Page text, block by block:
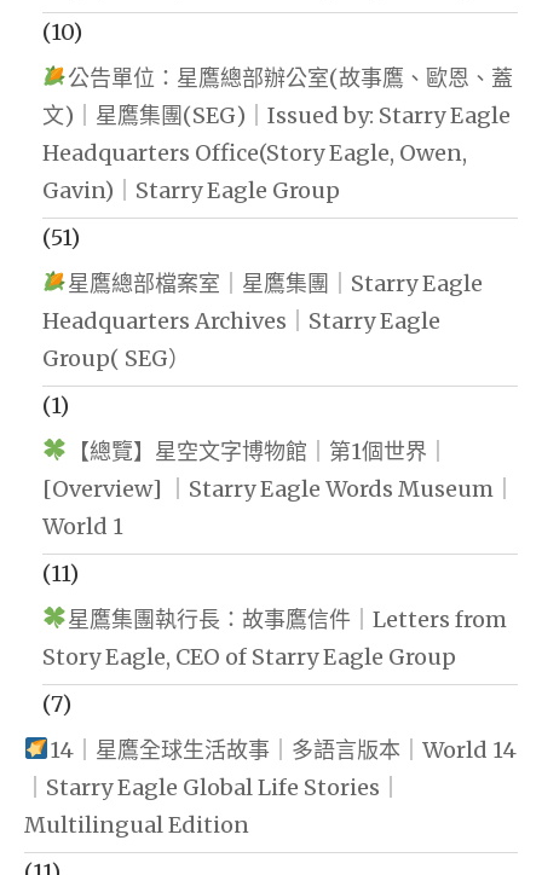
(10)
公告單位：星鷹總部辦公室(故事鷹、歐恩、蓋
文)｜星鷹集團(SEG)｜Issued by: Starry Eagle
Headquarters Office(Story Eagle, Owen,
Gavin)｜Starry Eagle Group
(51)
星鷹總部檔案室｜星鷹集團｜Starry Eagle
Headquarters Archives｜Starry Eagle
Group( SEG）
(1)
【總覽】星空文字博物館｜第1個世界｜
[Overview] ｜Starry Eagle Words Museum｜
World 1
(11)
星鷹集團執行長：故事鷹信件｜Letters from
Story Eagle, CEO of Starry Eagle Group
(7)
14｜星鷹全球生活故事｜多語言版本｜World 14
｜Starry Eagle Global Life Stories｜
Multilingual Edition